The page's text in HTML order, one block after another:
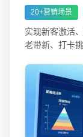
20+营销场景
实现新客激活
老带新、打卡